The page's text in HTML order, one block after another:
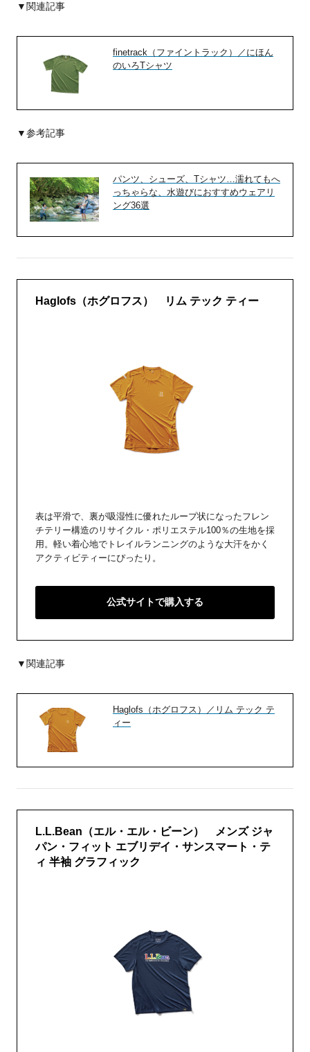
▼関連記事
finetrack（ファイントラック）／にほん
のいろTシャツ
▼参考記事
パンツ、シューズ、Tシャツ…濡れてもへ
っちゃらな、水遊びにおすすめウェアリ
ング36選
Haglofs（ホグロフス） リム テック ティー
表は平滑で、裏が吸湿性に優れたループ状になったフレン
チテリー構造のリサイクル・ポリエステル100％の生地を採
用。軽い着心地でトレイルランニングのような大汗をかく
アクティビティーにぴったり。
公式サイトで購入する
▼関連記事
Haglofs（ホグロフス）／リム テック テ
ィー
L.L.Bean（エル・エル・ビーン） メンズ ジャ
パン・フィット エブリデイ・サンスマート・テ
ィ 半袖 グラフィック